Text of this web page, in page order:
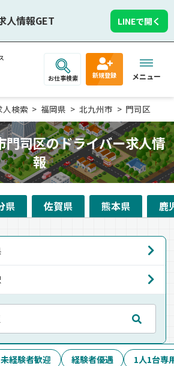
人情報GET LINEで開く
お仕事検索 新規登録 メニュー
人検索 福岡県 北九州市 門司区
門司区のドライバー求人情
報
県 佐賀県 熊本県 鹿
未経験者歓迎 経験者優遇 1人1台専